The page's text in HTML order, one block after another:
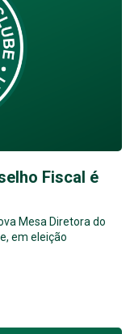
Fiscal é
Mesa Diretora do
em eleição